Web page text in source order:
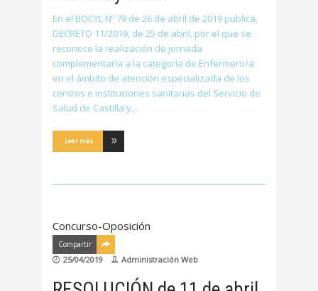
En el BOCYL Nº 79 de 26 de abril de 2019 publica,
DECRETO 11/2019, de 25 de abril, por el que se
reconoce la realización de jornada
complementaria a la categoría de Enfermero/a
en el ámbito de atención especializada de los
centros e instituciones sanitarias del Servicio de
Salud de Castilla y
Leer más
Concurso-Oposición
Compartir
25/04/2019 Administración Web